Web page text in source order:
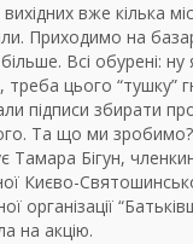
вже кілька
Приходимо на
Всі обурені: ну
цього “тушку”
підписи збирати
Та що ми
Тамара Бігун,
Києво-
організації
на акцію.